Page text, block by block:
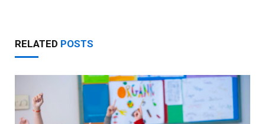
RELATED POSTS